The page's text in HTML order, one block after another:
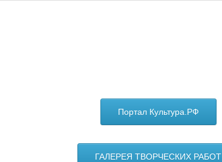
Портал Культура.РФ
ГАЛЕРЕЯ ТВОРЧЕСКИХ РАБОТ